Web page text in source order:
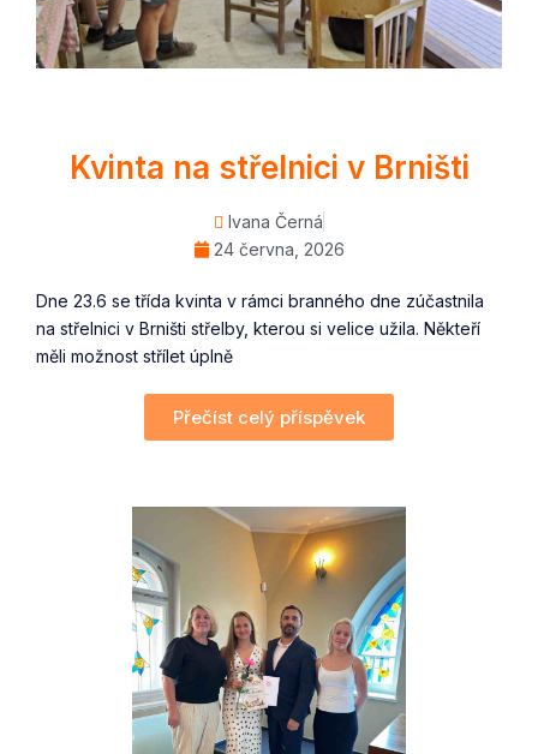
Kvinta na střelnici v Brništi
Ivana Černá
24 června, 2026
Dne 23.6 se třída kvinta v rámci branného dne zúčastnila
na střelnici v Brništi střelby, kterou si velice užila. Někteří
měli možnost střílet úplně
Přečíst celý příspěvek